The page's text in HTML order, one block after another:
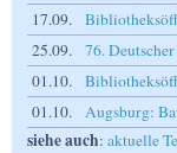
17.09.
25.09.
76.
01.10.
01.10.
Augsburg:
siehe auch: aktuelle